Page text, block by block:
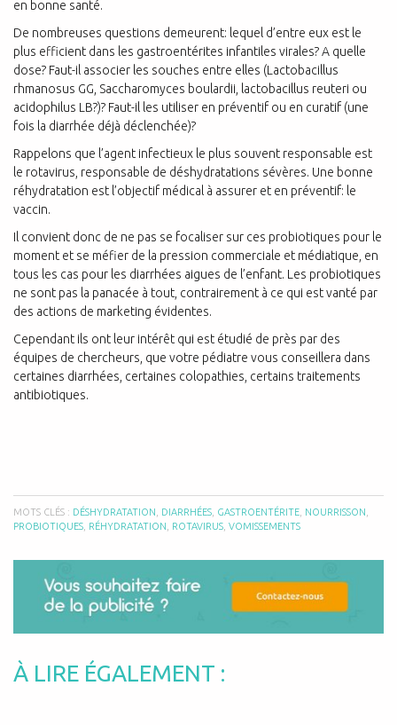
en bonne santé.
De nombreuses questions demeurent: lequel d’entre eux est le
plus efficient dans les gastroentérites infantiles virales? A quelle
dose? Faut-il associer les souches entre elles (Lactobacillus
rhmanosus GG, Saccharomyces boulardii, lactobacillus reuteri ou
acidophilus LB?)? Faut-il les utiliser en préventif ou en curatif (une
fois la diarrhée déjà déclenchée)?
Rappelons que l’agent infectieux le plus souvent responsable est
le rotavirus, responsable de déshydratations sévères. Une bonne
réhydratation est l’objectif médical à assurer et en préventif: le
vaccin.
Il convient donc de ne pas se focaliser sur ces probiotiques pour le
moment et se méfier de la pression commerciale et médiatique, en
tous les cas pour les diarrhées aigues de l’enfant. Les probiotiques
ne sont pas la panacée à tout, contrairement à ce qui est vanté par
des actions de marketing évidentes.
Cependant ils ont leur intérêt qui est étudié de près par des
équipes de chercheurs, que votre pédiatre vous conseillera dans
certaines diarrhées, certaines colopathies, certains traitements
antibiotiques.
MOTS CLÉS : DÉSHYDRATATION DIARRHÉES GASTROENTÉRITE NOURRISSON
PROBIOTIQUES RÉHYDRATATION ROTAVIRUS VOMISSEMENTS
À LIRE ÉGALEMENT :